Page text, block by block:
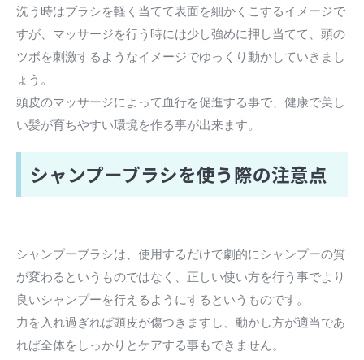
洗う時はブラシを軽く当てて表面を細かくこするイメージで
すが、マッサージを行う時には少し強めに押し当てて、頭の
ツボを刺激するようなイメージでゆっくり動かしていきまし
ょう。
頭皮のマッサージによって血行を促進する事で、健康で美し
い髪が育ちやすい環境を作る事が出来ます。
シャンプーブラシを使う際の注意点
シャンプーブラシは、使用するだけで劇的にシャンプーの質
が変わるというものではなく、正しい使い方を行う事でより
良いシャンプーを行えるようにするというものです。
力を入れ過ぎれば頭皮が傷つきますし、動かし方が適当であ
れば全体をしっかりとケアする事もできません。